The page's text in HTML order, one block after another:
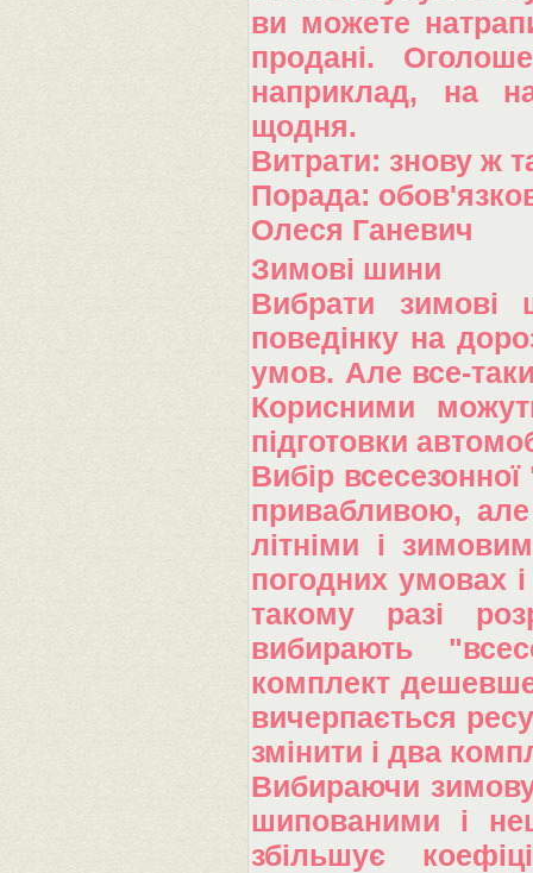
ви можете
продані.
наприклад, на
щодня.
Витрати: знову ж
Порада:
Олеся Ганевич
Зимові шини
Вибрати
поведінку на
умов. Але все-таки
Корисними
підготовки
Вибір
привабливою,
літніми і
погодних умовах
такому разі
вибирають
комплект
вичерпається
змінити і два
Вибираючи
шипованими і
збільшує